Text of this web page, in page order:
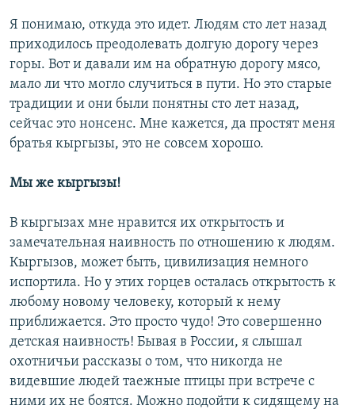
Я понимаю, откуда это идет. Людям сто лет назад
приходилось преодолевать долгую дорогу через
горы. Вот и давали им на обратную дорогу мясо,
мало ли что могло случиться в пути. Но это старые
традиции и они были понятны сто лет назад,
сейчас это нонсенс. Мне кажется, да простят меня
братья кыргызы, это не совсем хорошо.
Мы же кыргызы!
В кыргызах мне нравится их открытость и
замечательная наивность по отношению к людям.
Кыргызов, может быть, цивилизация немного
испортила. Но у этих горцев осталась открытость к
любому новому человеку, который к нему
приближается. Это просто чудо! Это совершенно
детская наивность! Бывая в России, я слышал
охотничьи рассказы о том, что никогда не
видевшие людей таежные птицы при встрече с
ними их не боятся. Можно подойти к сидящему на